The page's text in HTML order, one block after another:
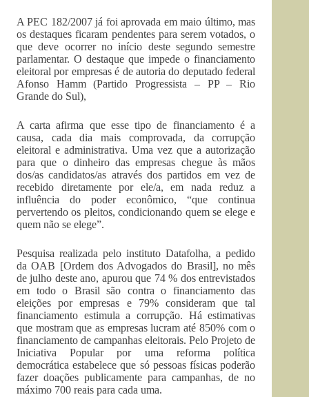
A PEC 182/2007 já foi aprovada em maio último, mas
os destaques ficaram pendentes para serem votados, o
que deve ocorrer no início deste segundo semestre
parlamentar. O destaque que impede o financiamento
eleitoral por empresas é de autoria do deputado federal
Afonso Hamm (Partido Progressista – PP – Rio
Grande do Sul),
A carta afirma que esse tipo de financiamento é a
causa, cada dia mais comprovada, da corrupção
eleitoral e administrativa. Uma vez que a autorização
para que o dinheiro das empresas chegue às mãos
dos/as candidatos/as através dos partidos em vez de
recebido diretamente por ele/a, em nada reduz a
influência do poder econômico, “que continua
pervertendo os pleitos, condicionando quem se elege e
quem não se elege”.
Pesquisa realizada pelo instituto Datafolha, a pedido
da OAB [Ordem dos Advogados do Brasil], no mês
de julho deste ano, apurou que 74 % dos entrevistados
em todo o Brasil são contra o financiamento das
eleições por empresas e 79% consideram que tal
financiamento estimula a corrupção. Há estimativas
que mostram que as empresas lucram até 850% com o
financiamento de campanhas eleitorais. Pelo Projeto de
Iniciativa Popular por uma reforma política
democrática estabelece que só pessoas físicas poderão
fazer doações publicamente para campanhas, de no
máximo 700 reais para cada uma.